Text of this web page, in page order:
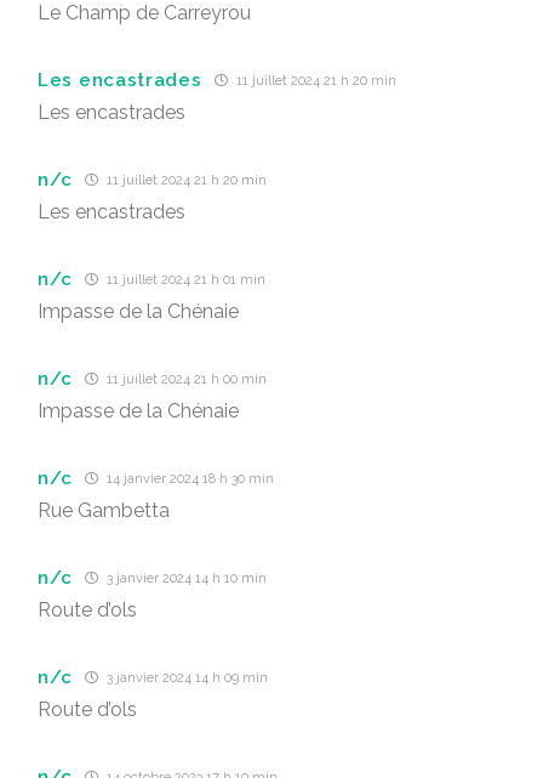
Le Champ de Carreyrou
Les encastrades 11 juillet 2024 21 h 20 min
Les encastrades
n/c 11 juillet 2024 21 h 20 min
Les encastrades
n/c 11 juillet 2024 21 h 01 min
Impasse de la Chénaie
n/c 11 juillet 2024 21 h 00 min
Impasse de la Chénaie
n/c 14 janvier 2024 18 h 30 min
Rue Gambetta
n/c 3 janvier 2024 14 h 10 min
Route d’ols
n/c 3 janvier 2024 14 h 09 min
Route d’ols